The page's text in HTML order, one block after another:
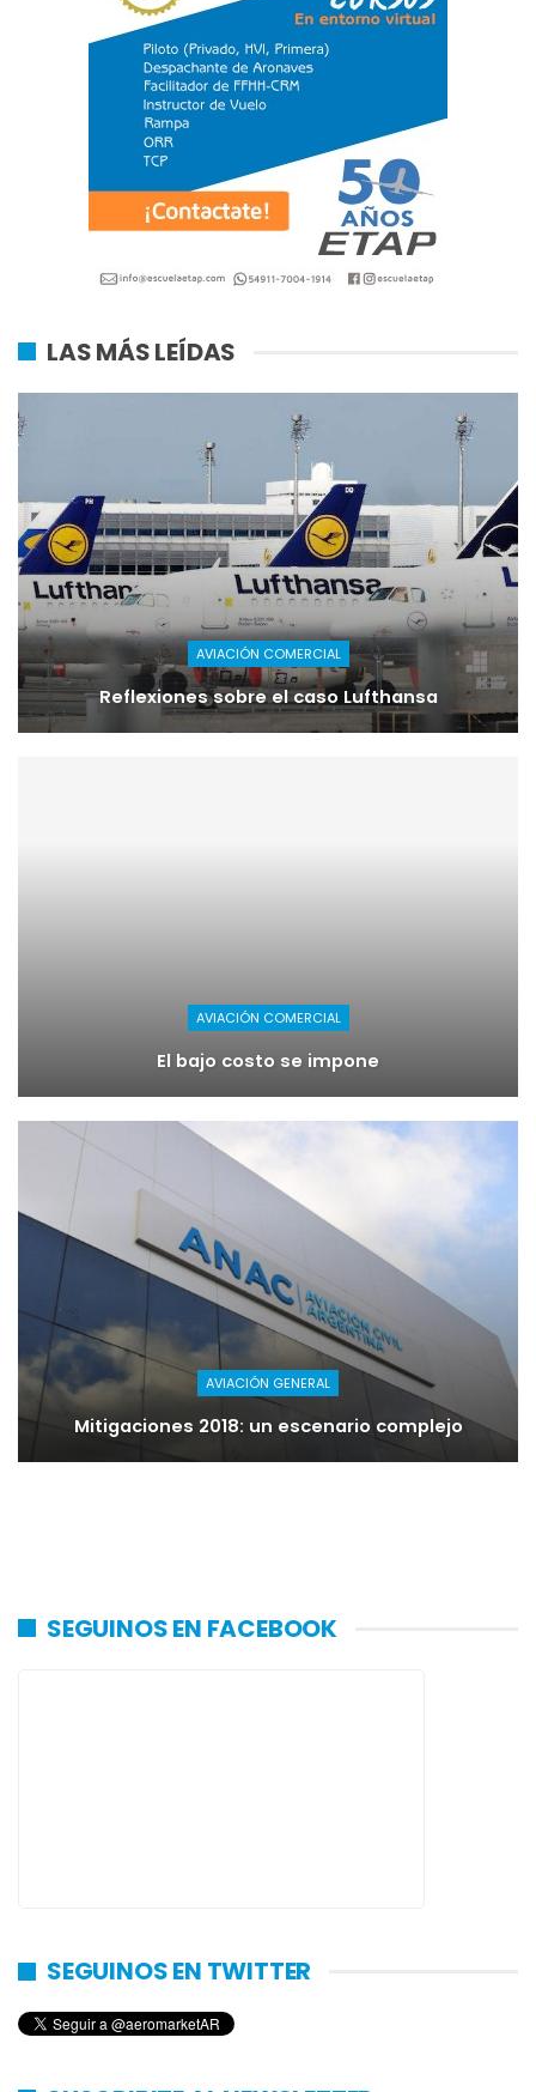
LAS MÁS LEÍDAS
AVIACIÓN COMERCIAL
Reflexiones sobre el caso Lufthansa
AVIACIÓN COMERCIAL
El bajo costo se impone
AVIACIÓN GENERAL
Mitigaciones 2018: un escenario complejo
SEGUINOS EN FACEBOOK
SEGUINOS EN TWITTER